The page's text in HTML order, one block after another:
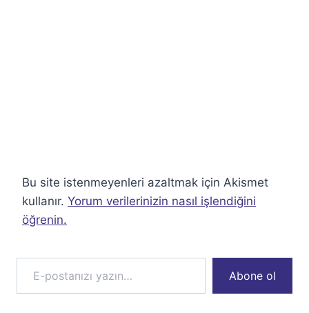
Bu site istenmeyenleri azaltmak için Akismet
kullanır. Yorum verilerinizin nasıl işlendiğini
öğrenin.
E-postanızı yazın…
Abone ol